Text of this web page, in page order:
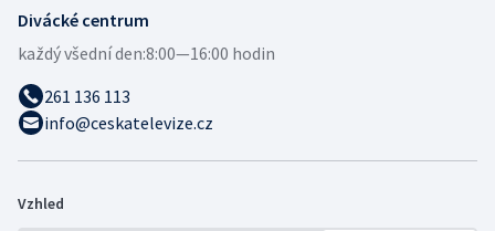
Divácké centrum
každý všední den:8:00—16:00 hodin
261 136 113
info@ceskatelevize.cz
Vzhled